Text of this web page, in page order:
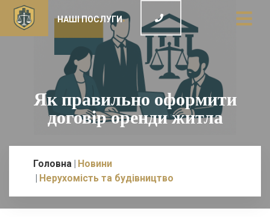
НАШІ ПОСЛУГИ
Як правильно оформити
договір оренди житла
Головна Новини
Нерухомість та будівництво